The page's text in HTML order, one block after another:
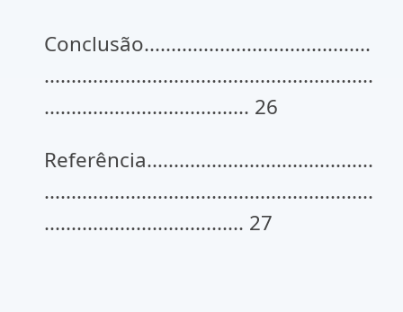
Conclusão..........................................
.............................................................
...................................... 26
Referência..........................................
.............................................................
..................................... 27